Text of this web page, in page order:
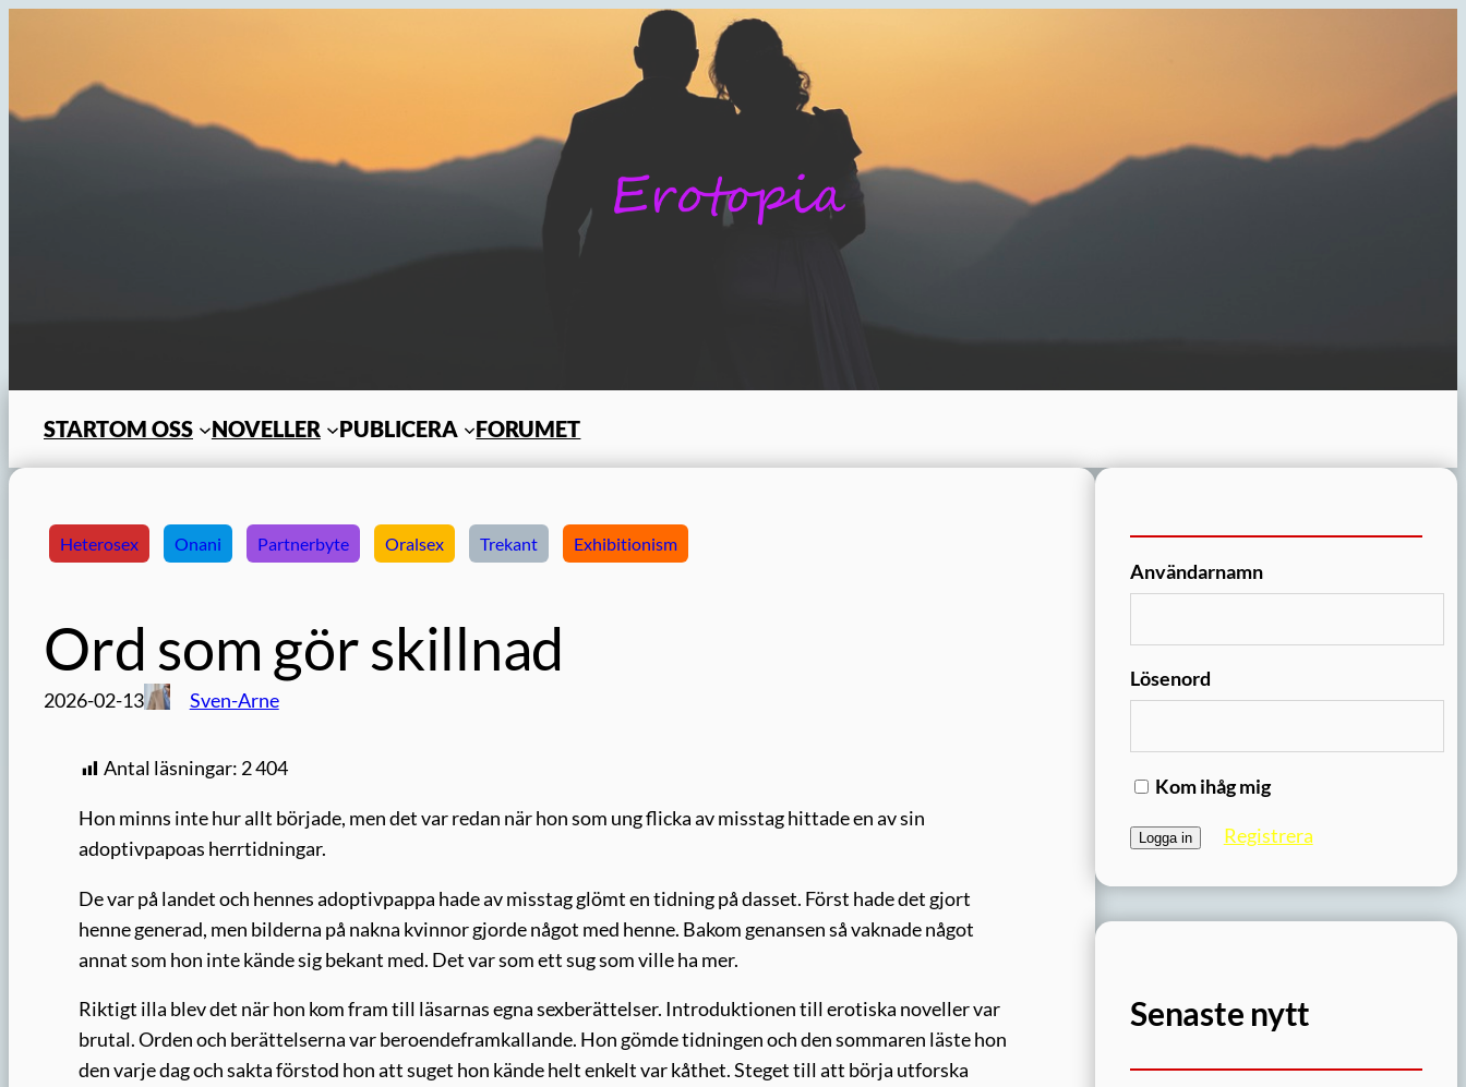
STARTOM OSS NOVELLER PUBLICERA FORUMET
Heterosex Onani Partnerbyte Oralsex Trekant Exhibitionism
Ord som gör skillnad
2026-02-13 Sven-Arne
Antal läsningar: 2 404
Hon minns inte hur allt började, men det var redan när hon som ung flicka av misstag hittade en av sin
adoptivpapoas herrtidningar.
De var på landet och hennes adoptivpappa hade av misstag glömt en tidning på dasset. Först hade det gjort
henne generad, men bilderna på nakna kvinnor gjorde något med henne. Bakom genansen så vaknade något
annat som hon inte kände sig bekant med. Det var som ett sug som ville ha mer.
Riktigt illa blev det när hon kom fram till läsarnas egna sexberättelser. Introduktionen till erotiska noveller var
brutal. Orden och berättelserna var beroendeframkallande. Hon gömde tidningen och den sommaren läste hon
den varje dag och sakta förstod hon att suget hon kände helt enkelt var kåthet. Steget till att börja utforska
Användarnamn
Lösenord
Kom ihåg mig
Registrera
Senaste nytt